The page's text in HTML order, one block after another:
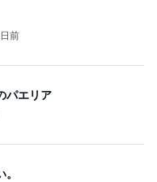
前
パエリア